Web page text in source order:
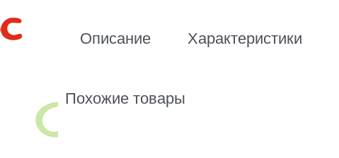
Описание Характеристики
Похожие товары